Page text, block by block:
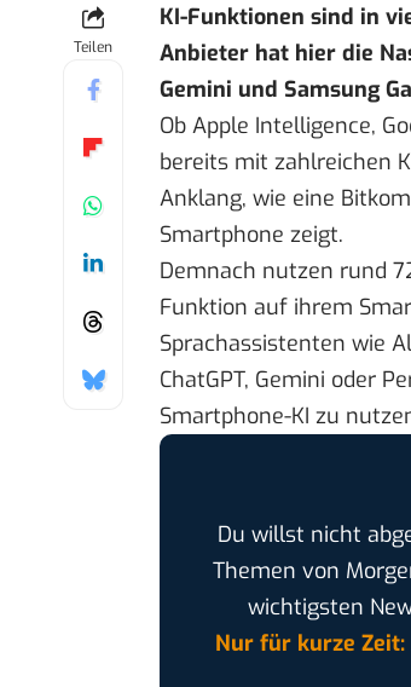
Teilen
KI-Funktionen sind in
Anbieter hat hier die
Gemini und Samsung
Ob Apple Intelligence,
bereits mit zahlreichen
Anklang, wie eine
Smartphone zeigt.
Demnach nutzen rund
Funktion auf ihrem
Sprachassistenten wie
ChatGPT, Gemini oder
Smartphone-KI zu
Du willst nicht
Themen von
wichtigsten
Nur für kurze Zeit: